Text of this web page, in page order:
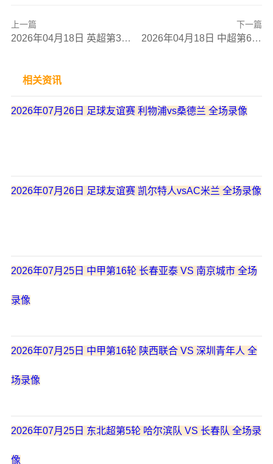
上一篇
2026年04月18日 英超第33轮 布伦特福德vs富勒姆 全场录像
下一篇
2026年04月18日 中超第6轮 上海申花vs辽宁铁人 全场录像
相关资讯
2026年07月26日 足球友谊赛 利物浦vs桑德兰 全场录像
2026年07月26日 足球友谊赛 凯尔特人vsAC米兰 全场录像
2026年07月25日 中甲第16轮 长春亚泰 VS 南京城市 全场
录像
2026年07月25日 中甲第16轮 陕西联合 VS 深圳青年人 全
场录像
2026年07月25日 东北超第5轮 哈尔滨队 VS 长春队 全场录
像